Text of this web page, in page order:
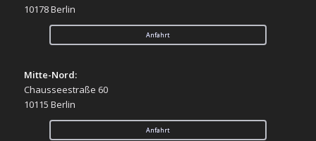
10178 Berlin
Anfahrt
Mitte-Nord:
Chausseestraße 60
10115 Berlin
Anfahrt